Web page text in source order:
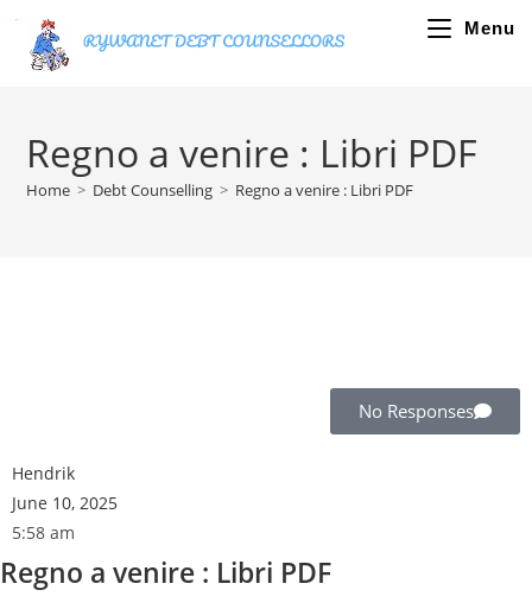
Menu
Regno a venire : Libri PDF
Home > Debt Counselling > Regno a venire : Libri PDF
No Responses
Hendrik
June 10, 2025
5:58 am
Regno a venire : Libri PDF